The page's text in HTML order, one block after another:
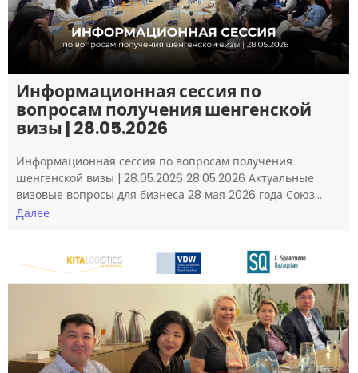
Информационная сессия по
вопросам получения шенгенской
визы | 28.05.2026
Информационная сессия по вопросам получения
шенгенской визы | 28.05.2026 28.05.2026 Актуальные
визовые вопросы для бизнеса 28 мая 2026 года Союз…
Далее